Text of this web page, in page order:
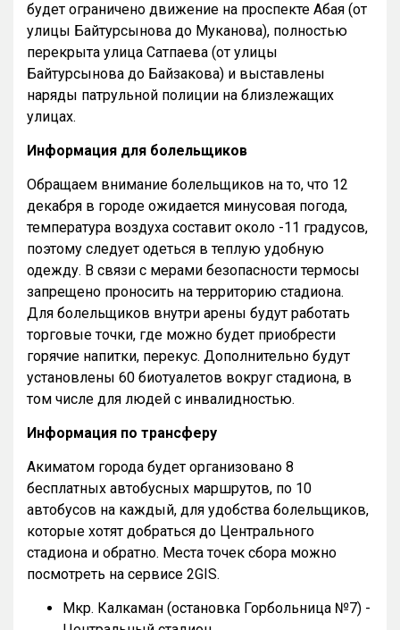
будет ограничено движение на проспекте Абая (от
улицы Байтурсынова до Муканова), полностью
перекрыта улица Сатпаева (от улицы
Байтурсынова до Байзакова) и выставлены
наряды патрульной полиции на близлежащих
улицах.
Информация для болельщиков
Обращаем внимание болельщиков на то, что 12
декабря в городе ожидается минусовая погода,
температура воздуха составит около -11 градусов,
поэтому следует одеться в теплую удобную
одежду. В связи с мерами безопасности термосы
запрещено проносить на территорию стадиона.
Для болельщиков внутри арены будут работать
торговые точки, где можно будет приобрести
горячие напитки, перекус. Дополнительно будут
установлены 60 биотуалетов вокруг стадиона, в
том числе для людей с инвалидностью.
Информация по трансферу
Акиматом города будет организовано 8
бесплатных автобусных маршрутов, по 10
автобусов на каждый, для удобства болельщиков,
которые хотят добраться до Центрального
стадиона и обратно. Места точек сбора можно
посмотреть на сервисе 2GIS.
Мкр. Калкаман (остановка Горбольница №7) -